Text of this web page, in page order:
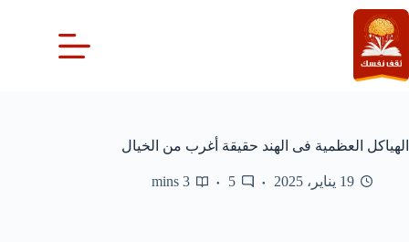
التجاوز
إلى
المحتوى
الهياكل العظمية فى الهند حقيقة أغرب من الخيال
19 يناير، 2025 5
3 mins